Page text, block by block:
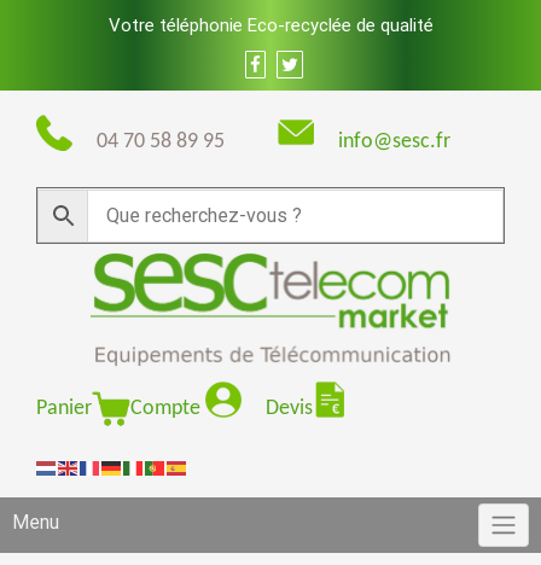
Votre téléphonie Eco-recyclée de qualité
04 70 58 89 95 info@sesc.fr
Panier Compte Devis
Menu